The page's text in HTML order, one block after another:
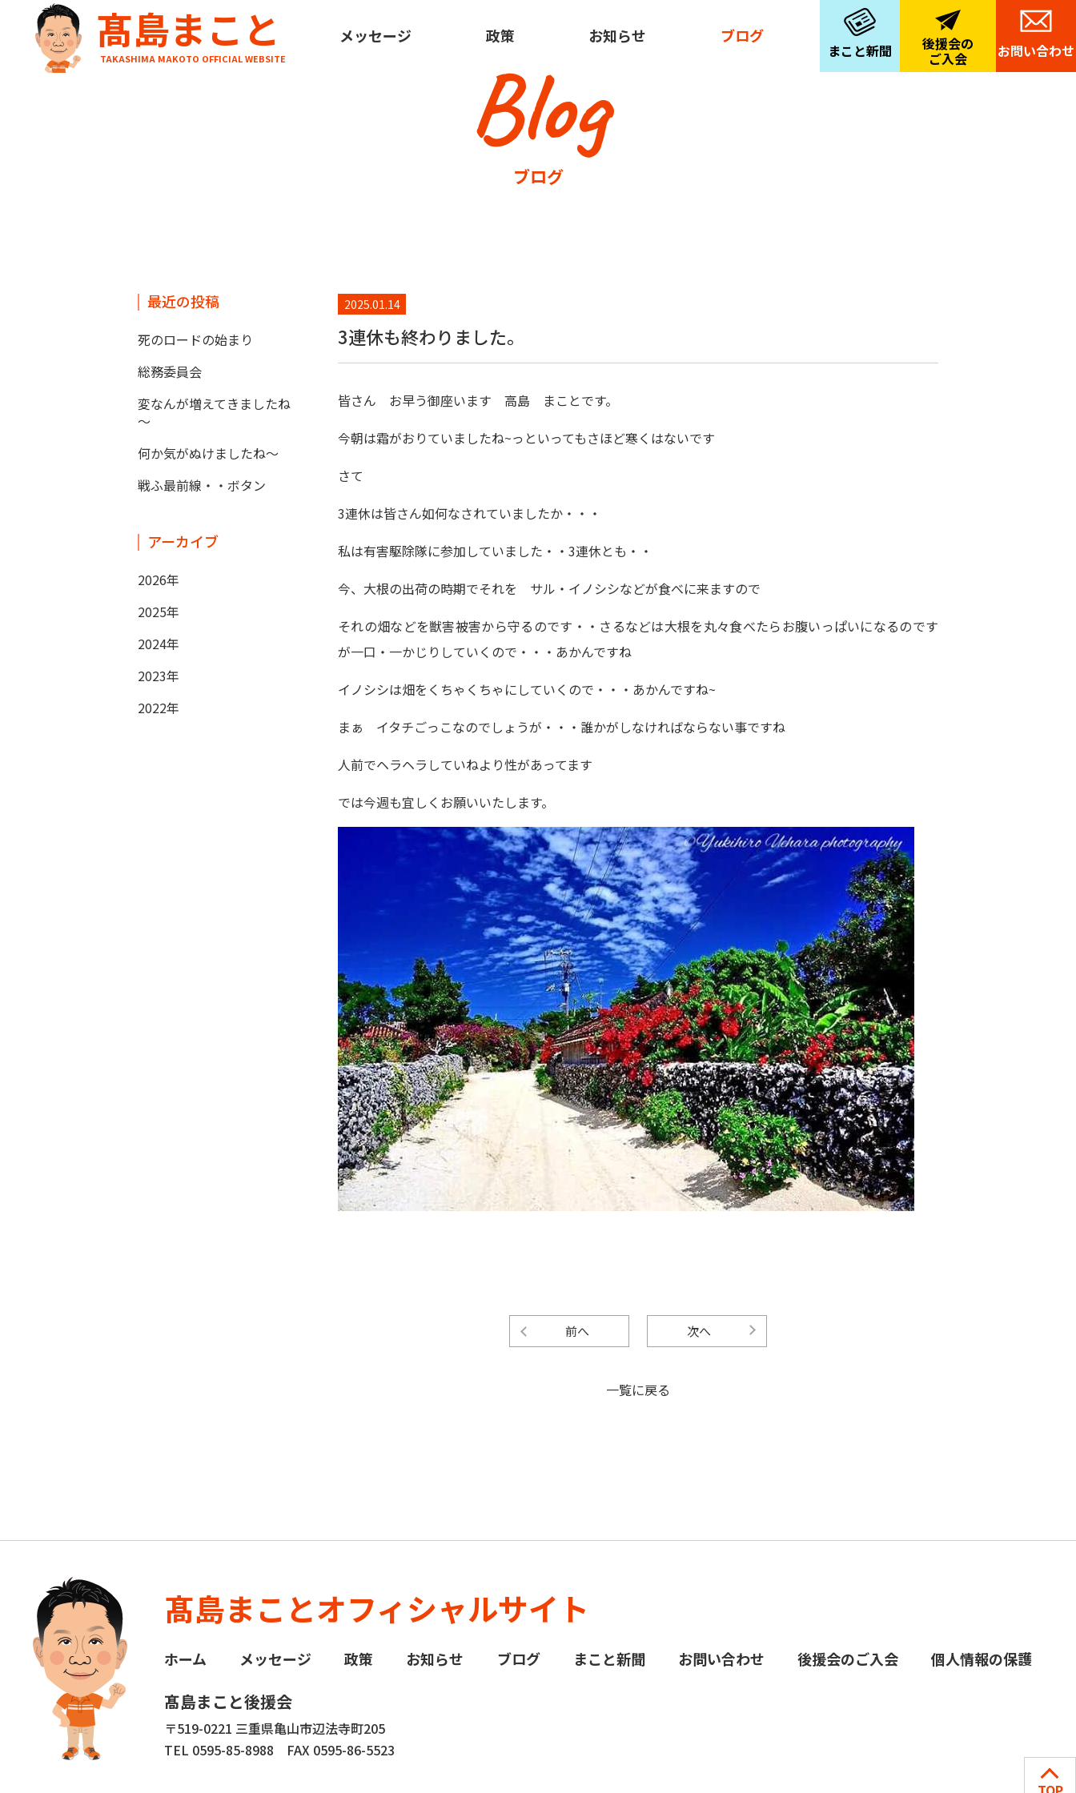
髙島まこと
TAKASHIMA MAKOTO OFFICIAL WEBSITE
メッセージ 政策 お知らせ ブログ
まこと新聞 後援会の
ご入会 お問い合わせ
HOME ブログ 3連休も終わりました。
Blog
ブログ
2025.01.14
3連休も終わりました。
皆さん お早う御座います 高島 まことです。
今朝は霜がおりていましたね~っといってもさほど寒くはないです
さて
3連休は皆さん如何なされていましたか・・・
私は有害駆除隊に参加していました・・3連休とも・・
今、大根の出荷の時期でそれを サル・イノシシなどが食べに来ますので
それの畑などを獣害被害から守るのです・・さるなどは大根を丸々食べたらお腹いっぱいになるのです
が一口・一かじりしていくので・・・あかんですね
イノシシは畑をくちゃくちゃにしていくので・・・あかんですね~
まぁ イタチごっこなのでしょうが・・・誰かがしなければならない事ですね
人前でヘラヘラしていねより性があってます
では今週も宜しくお願いいたします。
前へ 次へ
一覧に戻る
最近の投稿
死のロードの始まり
総務委員会
変なんが増えてきましたね
～
何か気がぬけましたね～
戦ふ最前線・・ボタン
アーカイブ
2026年
2025年
2024年
2023年
2022年
髙島まことオフィシャルサイト
ホーム メッセージ 政策 お知らせ ブログ まこと新聞 お問い合わせ 後援会のご入会 個人情報の保護
髙島まこと後援会
〒519-0221 三重県亀山市辺法寺町205
TEL 0595-85-8988 FAX 0595-86-5523